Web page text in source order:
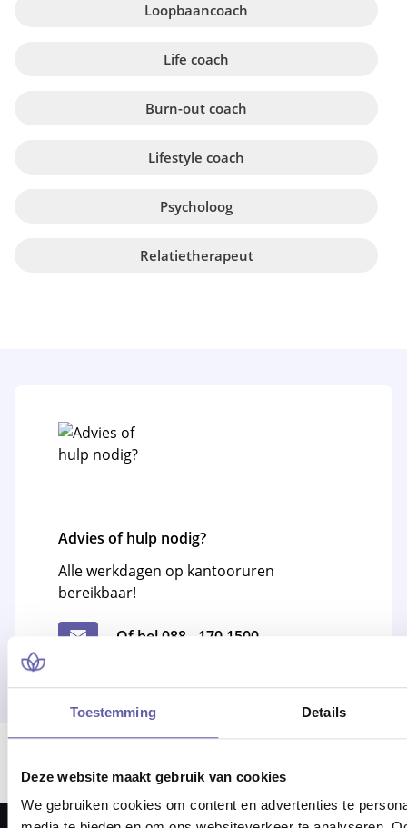
Toestemming Details
Deze website maakt gebruik van cookies
We gebruiken cookies om content en advertenties te
Loopbaancoach
Life coach
Burn-out coach
Lifestyle coach
Psycholoog
Relatietherapeut
Advies of hulp nodig?
Alle werkdagen op kantooruren
bereikbaar!
Of bel 088 - 170 1500